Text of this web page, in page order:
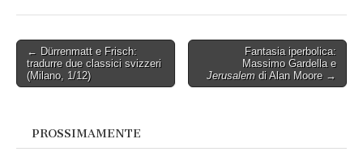
Post
navigation
← Dürrenmatt e Frisch:
tradurre due classici svizzeri
(Milano, 1/12)
Fantasia iperbolica:
Massimo Gardella e
Jerusalem di Alan Moore →
PROSSIMAMENTE